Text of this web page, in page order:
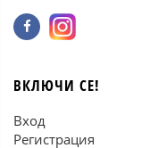
ВКЛЮЧИ СЕ!
Вход
Регистрация